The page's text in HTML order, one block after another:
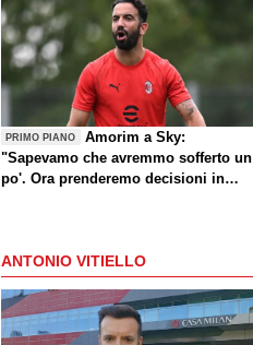
PRIMO PIANO
Amorim a Sky:
"Sapevamo che avremmo sofferto un
po'. Ora prenderemo decisioni in
ANTONIO VITIELLO